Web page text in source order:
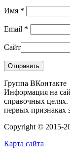
Имя *
Email *
Сайт
Группа ВКонтакте
Информация на
справочных
первых признаках
Copyright © 2015-
Карта сайта